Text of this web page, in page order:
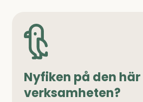
Nyfiken på den här
verksamheten?